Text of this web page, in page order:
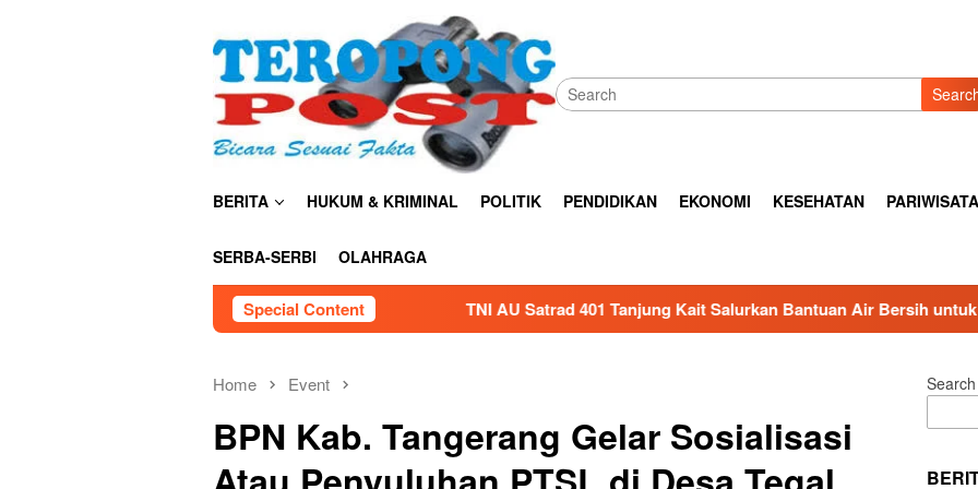
BERITA HUKUM & KRIMINAL POLITIK PENDIDIKAN EKONOMI KESEHATAN PARIWISATA
SERBA-SERBI OLAHRAGA
Special Content
TNI AU Satrad 401 Tanjung Kait Salurkan Bantuan Air Bersih untuk Warga Terdampak
Home Event
BPN Kab. Tangerang Gelar Sosialisasi
Search